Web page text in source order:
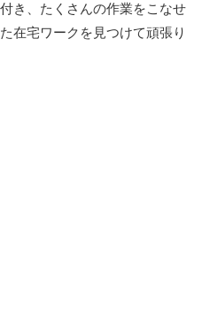
き、たくさんの作業をこなせ
在宅ワークを見つけて頑張り